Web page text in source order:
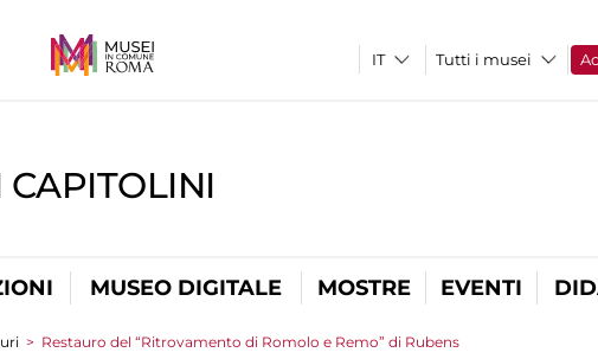
Tutti i musei
CAPITOLINI
MUSEO DIGITALE MOSTRE EVENTI
> Restauro del “Ritrovamento di Romolo e Remo” di Rubens